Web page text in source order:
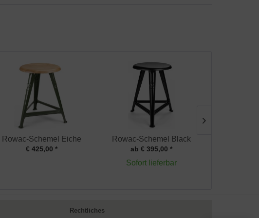
Rowac-Schemel Eiche
€ 425,00 *
Rowac-Schemel Black
ab € 395,00 *
Sofort lieferbar
Rechtliches